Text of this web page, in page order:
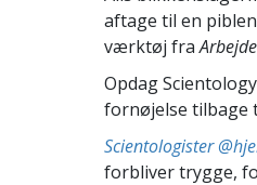
aftage til en
værktøj fra
Opdag
fornøjelse tilbage
Scientologister
forbliver trygge,